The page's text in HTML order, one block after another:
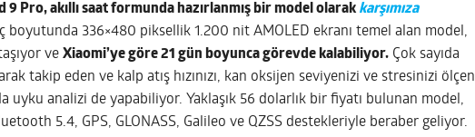
9 Pro, akıllı saat formunda hazırlanmış bir model olarak karşımıza
boyutunda 336×480 piksellik 1.200 nit AMOLED ekranı temel alan model,
ve Xiaomi’ye göre 21 gün boyunca görevde kalabiliyor. Çok sayıda
takip eden ve kalp atış hızınızı, kan oksijen seviyenizi ve stresinizi ölçen
uyku analizi de yapabiliyor. Yaklaşık 56 dolarlık bir fiyatı bulunan model,
5.4, GPS, GLONASS, Galileo ve QZSS destekleriyle beraber geliyor.